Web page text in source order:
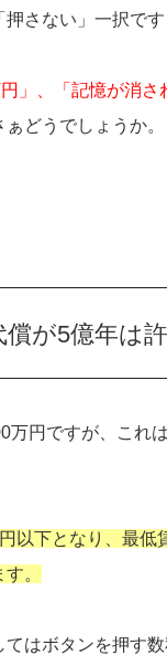
さない」一択です
円」、「記憶が消
どうでしょうか。
が5億年は
万円ですが、これ
以下となり、最低
。
てはボタンを押す